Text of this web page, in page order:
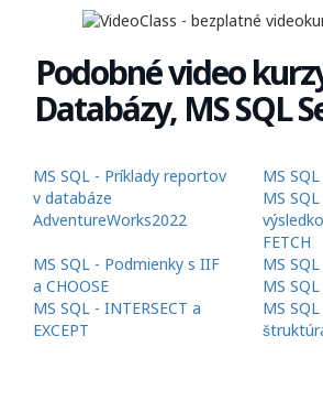
Podobné video
Databázy, MS SQL
MS SQL - Príklady reportov
v databáze
AdventureWorks2022
MS
MS
FETCH
MS SQL - Podmienky s IIF
a CHOOSE
MS
MS
MS SQL - INTERSECT a
EXCEPT
MS